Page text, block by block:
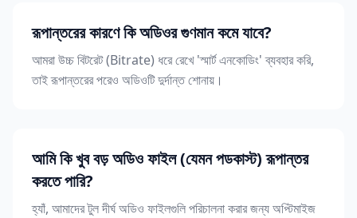
রূপান্তরের কারণে কি অডিওর গুণমান কমে যাবে?
আমরা উচ্চ বিটরেট (Bitrate) ধরে রেখে 'স্মার্ট এনকোডিং' ব্যবহার করি,
তাই রূপান্তরের পরেও অডিওটি দুর্দান্ত শোনায়।
আমি কি খুব বড় অডিও ফাইল (যেমন পডকাস্ট) রূপান্তর
করতে পারি?
হ্যাঁ, আমাদের টুল দীর্ঘ অডিও ফাইলগুলি পরিচালনা করার জন্য অপ্টিমাইজ